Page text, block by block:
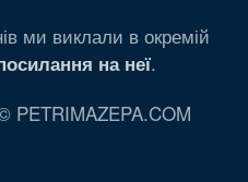
ми виклали в окремій
на неї.